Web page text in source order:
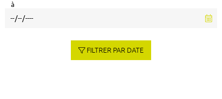
à
FILTRER PAR DATE